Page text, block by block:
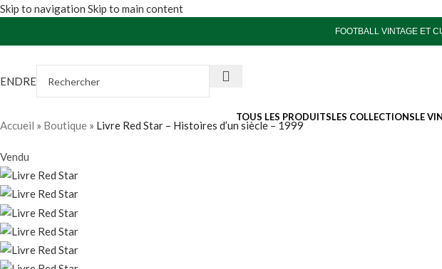
Skip to navigation Skip to main content
FOOTBALL VINTAGE ET
TOUS LES PRODUITSLES COLLECTIONSLE
Accueil » Boutique » Livre Red Star – Histoires d’un siècle – 1999
Vendu